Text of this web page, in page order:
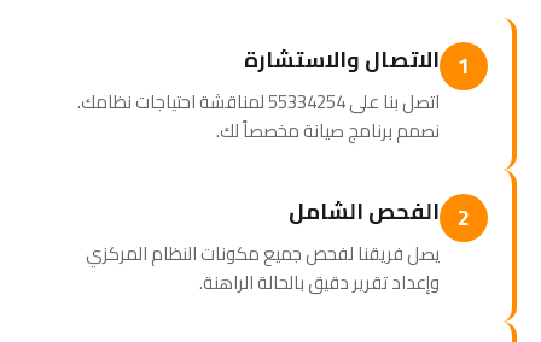
1 الاتصال والاستشارة
اتصل بنا على 55334254 لمناقشة احتياجات نظامك.
نصمم برنامج صيانة مخصصاً لك.
2 الفحص الشامل
يصل فريقنا لفحص جميع مكونات النظام المركزي
وإعداد تقرير دقيق بالحالة الراهنة.